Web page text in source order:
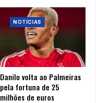
NOTÍCIAS
Danilo volta ao Palmeiras
pela fortuna de 25
milhões de euros